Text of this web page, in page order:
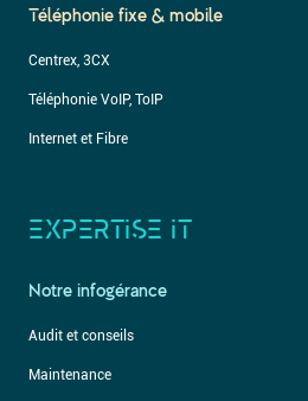
Téléphonie fixe & mobile
Centrex, 3CX
Téléphonie VoIP, ToIP
Internet et Fibre
EXPERTISE IT
Notre infogérance
Audit et conseils
Maintenance